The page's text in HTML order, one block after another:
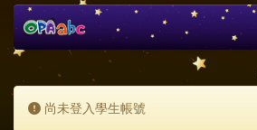
尚未登入學生帳號